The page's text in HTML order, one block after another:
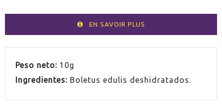
EN SAVOIR PLUS
Peso neto: 10g
Ingredientes: Boletus edulis deshidratados.